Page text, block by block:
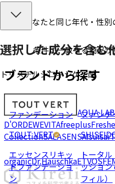
選択した成分を含む
トリメチルシロキシケイ酸
ファンデーション
TOUT VERT
エッセンスリキッ
ドファンデーショ
ン
ファン
トータ
ッショ
フィル）
あなたと同じ年代・性
条件に一致する商品
ブランドから探す
AQUA
D'ORDEWEVITAfreeplus
CollectionSALASENSAIsuisai
organicDr.HauschkaETVOS